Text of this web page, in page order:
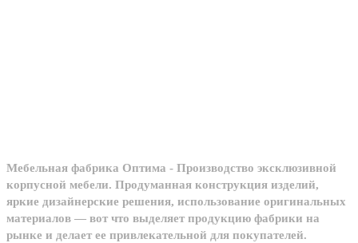
Мебельная фабрика Оптима - Производство эксклюзивной
корпусной мебели. Продуманная конструкция изделий,
яркие дизайнерские решения, использование оригинальных
материалов — вот что выделяет продукцию фабрики на
рынке и делает ее привлекательной для покупателей.